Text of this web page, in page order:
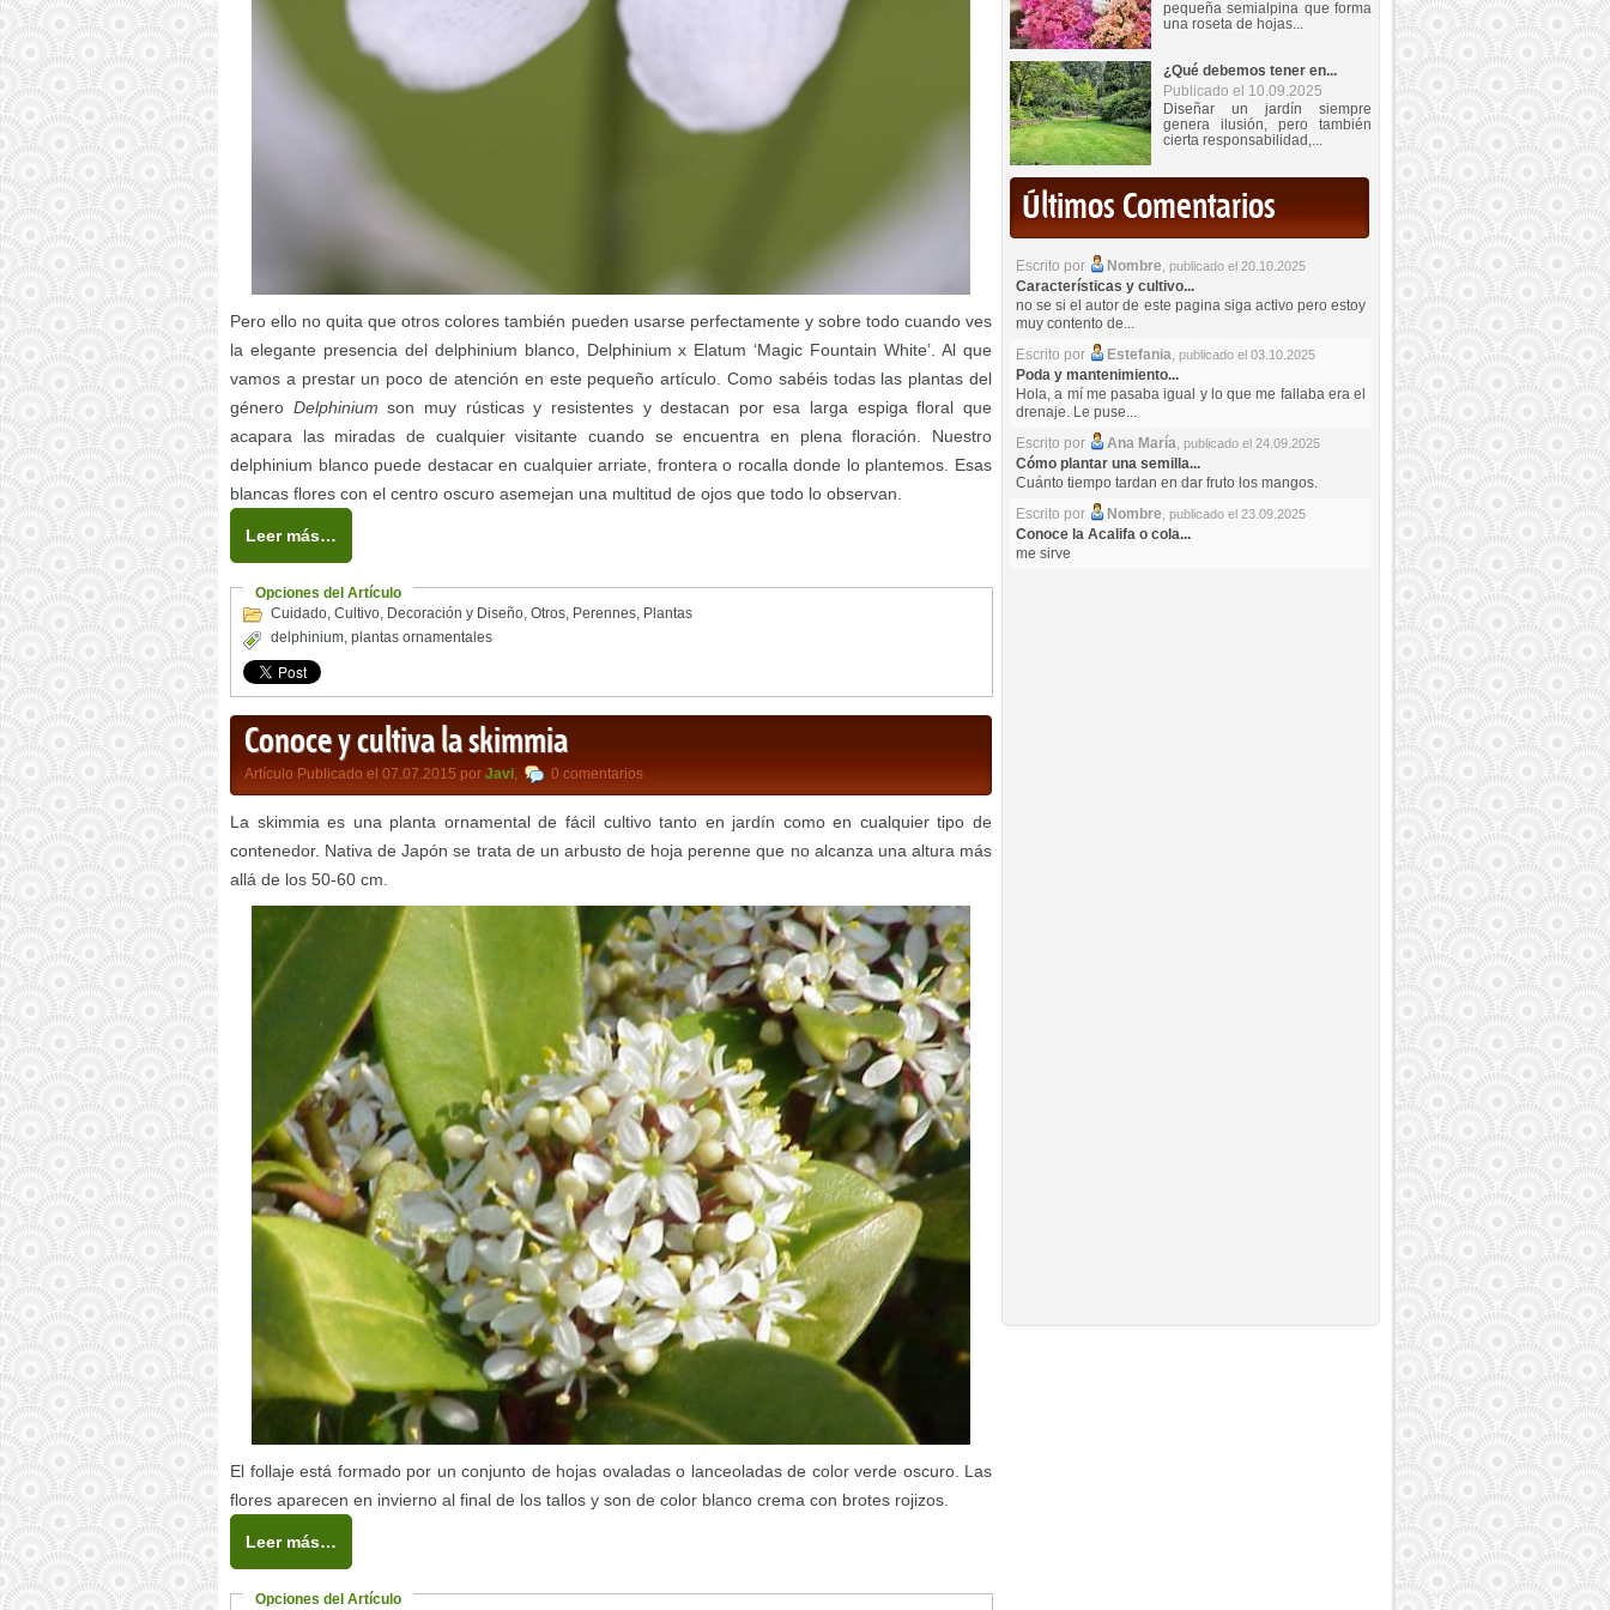
Pero ello no quita que otros colores también pueden usarse perfectamente y sobre todo cuando ves
la elegante presencia del delphinium blanco, Delphinium x Elatum ‘Magic Fountain White’. Al que
vamos a prestar un poco de atención en este pequeño artículo. Como sabéis todas las plantas del
género Delphinium son muy rústicas y resistentes y destacan por esa larga espiga floral que
acapara las miradas de cualquier visitante cuando se encuentra en plena floración. Nuestro
delphinium blanco puede destacar en cualquier arriate, frontera o rocalla donde lo plantemos. Esas
blancas flores con el centro oscuro asemejan una multitud de ojos que todo lo observan.
Leer más…
Opciones del Artículo
Cuidado, Cultivo, Decoración y Diseño, Otros, Perennes, Plantas
delphinium, plantas ornamentales
Conoce y cultiva la skimmia
Artículo Publicado el 07.07.2015 por Javi, 0 comentarios
La skimmia es una planta ornamental de fácil cultivo tanto en jardín como en cualquier tipo de
contenedor. Nativa de Japón se trata de un arbusto de hoja perenne que no alcanza una altura más
allá de los 50-60 cm.
El follaje está formado por un conjunto de hojas ovaladas o lanceoladas de color verde oscuro. Las
flores aparecen en invierno al final de los tallos y son de color blanco crema con brotes rojizos.
Leer más…
Opciones del Artículo
pequeña semialpina que forma
una roseta de hojas...
¿Qué debemos tener en...
Publicado el 10.09.2025
Diseñar un jardín siempre
genera ilusión, pero también
cierta responsabilidad,...
Últimos Comentarios
Escrito por Nombre, publicado el 20.10.2025
Características y cultivo...
no se si el autor de este pagina siga activo pero estoy
muy contento de...
Escrito por
Estefania, publicado el 03.10.2025
Poda y mantenimiento...
Hola, a mí me pasaba igual y lo que me fallaba era el
drenaje. Le puse...
Escrito por
Ana María, publicado el 24.09.2025
Cómo plantar una semilla...
Cuánto tiempo tardan en dar fruto los mangos.
Escrito por
Nombre, publicado el 23.09.2025
Conoce la Acalifa o cola...
me sirve